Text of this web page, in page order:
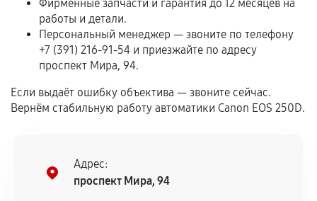
отдельных условиях.
Если комплектующие куплены
самостоятельно
Гарантия на выполненные работы может
Предоставленные детали подходят по
техническим параметрам и не имеют внешних
Фирменные запчасти и гарантия до 12 месяцев на
работы и детали.
Персональный менеджер — звоните по телефону
+7 (391) 216-91-54 и приезжайте по адресу
проспект Мира, 94.
Если выдаёт ошибку объектива — звоните сейчас.
Вернём стабильную работу автоматики Canon EOS 250D.
Адрес:
проспект Мира, 94